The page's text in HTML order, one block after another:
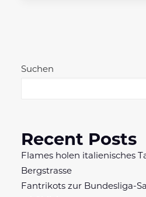
Suchen
Recent Posts
Flames holen italienisches
Bergstrasse
Fantrikots zur Bundesliga-